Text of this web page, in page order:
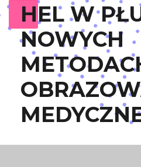
HEL W
NOWYCH